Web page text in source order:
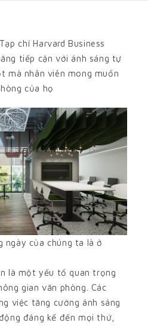
chí Harvard Business
tiếp cận với ánh sáng tự
mà nhân viên mong muốn
của họ
của chúng ta là ở
là một yếu tố quan trọng
gian văn phòng. Các
việc tăng cường ánh sáng
đáng kể đến mọi thứ,